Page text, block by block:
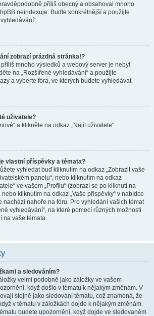
příliš obecný a obsahoval mnoho
neindexuje. Buďte konkrétnější a použijte
zobrazí prázdná stránka!?
mnoho výsledků a webový server je nebyl
na „Rozšířené vyhledávání“ a použijte
a vyberte fóra, ve kterých budete vyhledávat.
uživatele?
a klikněte na odkaz „Najít uživatele“.
vlastní příspěvky a témata?
vyhledat buď kliknutím na odkaz „Zobrazit vaše
panelu“, nebo kliknutím na odkaz
ve vašem „Profilu“ (zobrazí se po kliknutí na
kliknutím na odkaz „Vaše příspěvky“ v nabídce
nachází nahoře na fóru. Pro vyhledání vašich témat
vyhledávání“, na které pomocí různých možnosti
na vaše témata.
a sledováním?
velmi podobně jako záložky ve vašem
když došlo v tématu k nějakým změnám. V
stejně jako sledování tématu, což znamená, že
v tématu v záložkách dojde k nějakým změnám.
budete upozorněni, když dojde ve sledovaném